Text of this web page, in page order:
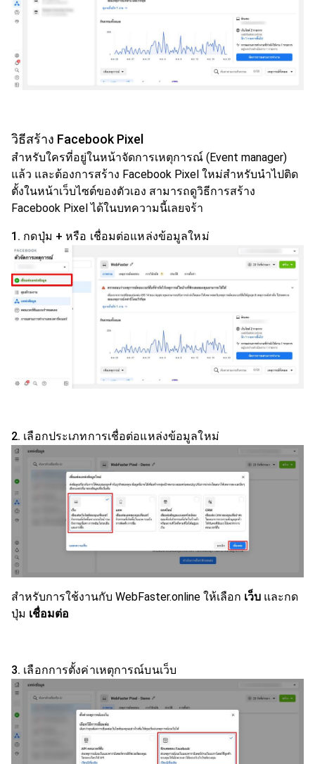
วิธีสร้าง Facebook Pixel
สำหรับใครที่อยู่ในหน้าจัดการเหตุการณ์ (Event manager)
แล้ว และต้องการสร้าง Facebook Pixel ใหม่สำหรับนำไปติด
ตั้งในหน้าเว็บไซต์ของตัวเอง สามารถดูวิธีการสร้าง
Facebook Pixel ได้ในบทความนี้เลยจร้า
1. กดปุ่ม + หรือ เชื่อมต่อแหล่งข้อมูลใหม่
2. เลือกประเภทการเชื่อต่อแหล่งข้อมูลใหม่
สำหรับการใช้งานกับ WebFaster.online ให้เลือก เว็บ และกด
ปุ่ม เชื่อมต่อ
3. เลือกการตั้งค่าเหตุการณ์บนเว็บ